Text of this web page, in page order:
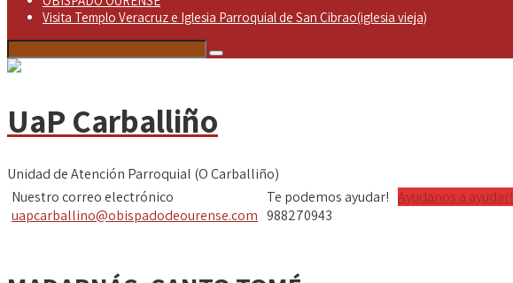
Visita Templo Veracruz e Iglesia Parroquial de San Cibrao(iglesia vieja)
UaP Carballiño
Unidad de Atención Parroquial (O Carballiño)
Nuestro correo electrónico
uapcarballino@obispadodeourense.com
Te podemos ayudar!
988270943
Ayudanos a ayudar!